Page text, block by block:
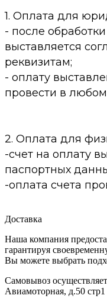
1. Оплата для
- после
выставляется
реквизитам;
- оплату
провести в
2. Оплата для
-счет на оплату
паспортных
-оплата счета
Доставка
Наша компания
гарантируя
Вы можете выбрать
Самовывоз
Авиамоторная, д.50